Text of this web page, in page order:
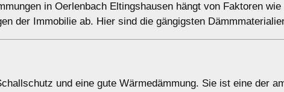
in Oerlenbach Eltingshausen hängt von Faktoren
der Immobilie ab. Hier sind die gängigsten
und eine gute Wärmedämmung. Sie ist eine der